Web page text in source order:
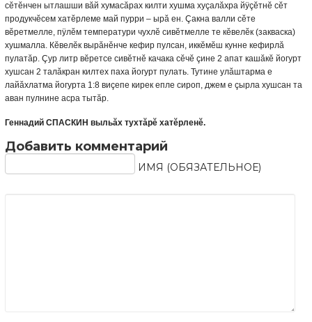
сĕтĕнчен ытлашши вăй хумасăрах килти хушма хуçалăхра йÿçĕтнĕ сĕт
продукчĕсем хатĕрлеме май пурри – ырă ен. Çакна валли сĕте
вĕретмелле, пÿлĕм температури чухлĕ сивĕтмелле те кĕвелĕк (закваска)
хушмалла. Кĕвелĕк вырăнĕнче кефир пулсан, иккĕмĕш кунне кефирлă
пулатăр. Çур литр вĕретсе сивĕтнĕ качака сĕчĕ çине 2 апат кашăкĕ йогурт
хушсан 2 талăкран килтех паха йогурт пулать. Тутине улăштарма е
лайăхлатма йогурта 1:8 виçепе кирек епле сироп, джем е çырла хушсан та
аван пулнине асра тытăр.
Геннадий СПАСКИН выльăх тухтăрĕ хатĕрленĕ.
Добавить комментарий
ИМЯ (ОБЯЗАТЕЛЬНОЕ)